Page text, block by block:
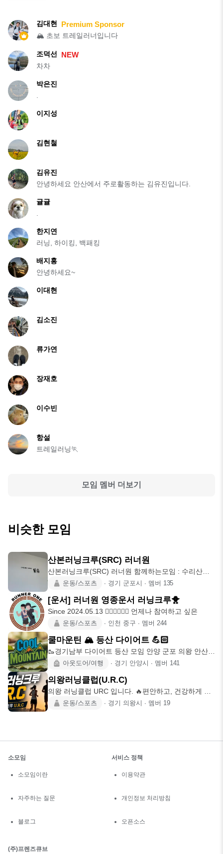
김대현 Premium Sponsor
🏔️ 초보 트레일러너입니다
조덕선 NEW
차차
박은진
이지성
김현철
김유진
안녕하세요 안산에서 주로활동하는 김유진입니다.
귤귤
한지연
러닝, 하이킹, 백패킹
배지홍
안녕하세요~
이대현
김소진
류가연
장재호
이수빈
항설
트레일러닝🏃
모임 멤버 더보기
비슷한 모임
산본러닝크루(SRC) 러너원
산본러닝크루(SRC) 러너원 함께하는모임 : 수리산트
레일러닝클럽(STRC
운동/스포츠 ∙ 경기 군포시 ∙ 멤버 135
[운서] 러너원 영종운서 러닝크루🐥
Since 2024.05.13 🏃🏻‍♂️🏃🏻‍♂️ 언제나 참여하고 싶은
운동/스포츠 ∙ 인천 중구 ∙ 멤버 244
쿨마운틴 🏔 등산 다이어트 💪🏻
🥾경기남부 다이어트 등산 모임 안양 군포 의왕 안산
수원 과천
아웃도어/여행 ∙ 경기 안양시 ∙ 멤버 141
의왕러닝클럽(U.R.C)
의왕 러닝클럽 URC 입니다. 🔥편안하고, 건강하게 러
닝 즐기고 싶은분
운동/스포츠 ∙ 경기 의왕시 ∙ 멤버 19
소모임
소모임이란
자주하는 질문
블로그
서비스 정책
이용약관
개인정보 처리방침
오픈소스
(주)프렌즈큐브